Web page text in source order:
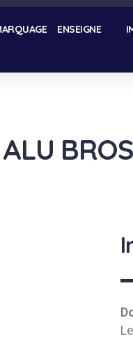
ENSEIGNE